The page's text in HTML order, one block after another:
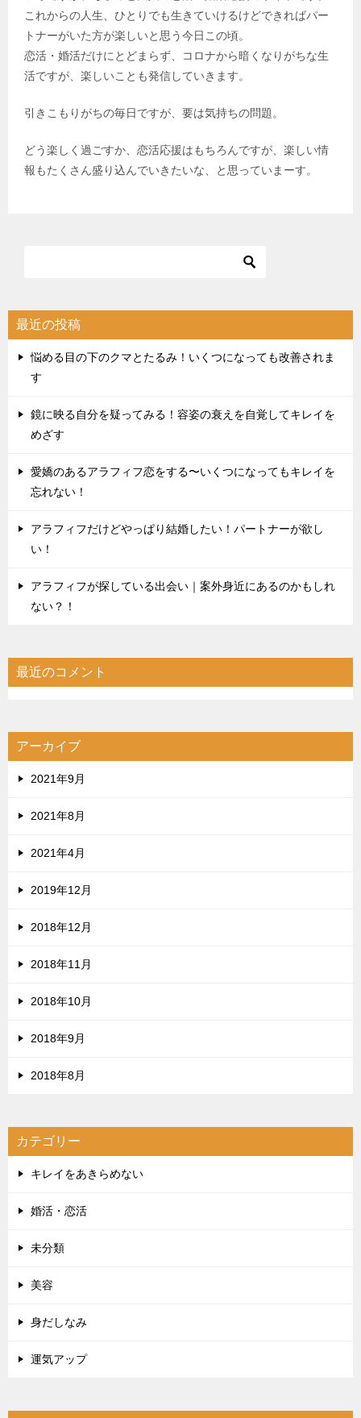
これからの人生、ひとりでも生きていけるけどできればパー
トナーがいた方が楽しいと思う今日この頃。
恋活・婚活だけにとどまらず、コロナから暗くなりがちな生
活ですが、楽しいことも発信していきます。
引きこもりがちの毎日ですが、要は気持ちの問題。
どう楽しく過ごすか、恋活応援はもちろんですが、楽しい情
報もたくさん盛り込んでいきたいな、と思っていまーす。
最近の投稿
悩める目の下のクマとたるみ！いくつになっても改善されま
す
鏡に映る自分を疑ってみる！容姿の衰えを自覚してキレイを
めざす
愛嬌のあるアラフィフ恋をする〜いくつになってもキレイを
忘れない！
アラフィフだけどやっぱり結婚したい！パートナーが欲し
い！
アラフィフが探している出会い｜案外身近にあるのかもしれ
ない？！
最近のコメント
アーカイブ
2021年9月
2021年8月
2021年4月
2019年12月
2018年12月
2018年11月
2018年10月
2018年9月
2018年8月
カテゴリー
キレイをあきらめない
婚活・恋活
未分類
美容
身だしなみ
運気アップ